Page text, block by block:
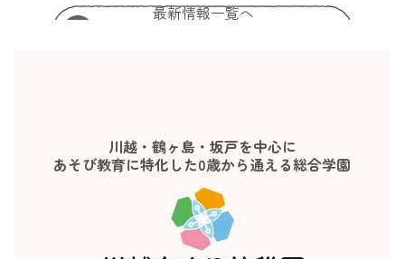
最新情報一覧へ
川越・鶴ヶ島・坂戸を中心に
あそび教育に特化した0歳から通える総合学園